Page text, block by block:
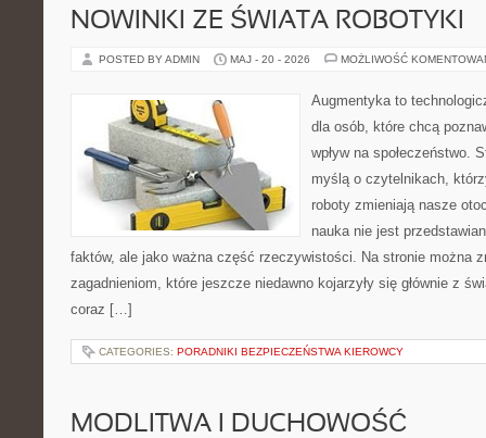
NOWINKI ZE ŚWIATA ROBOTYKI
POSTED BY ADMIN MAJ - 20 - 2026 MOŻLIWOŚĆ
Augmentyka to
dla osób, które chcą
wpływ na społeczeństwo.
myślą o czytelnikach,
roboty zmieniają nasze
nauka nie jest
faktów, ale jako ważna część rzeczywistości. Na stronie można
zagadnieniom, które jeszcze niedawno kojarzyły się głównie z
coraz […]
CATEGORIES: PORADNIKI BEZPIECZEŃSTWA KIEROWCY
MODLITWA I DUCHOWOŚĆ